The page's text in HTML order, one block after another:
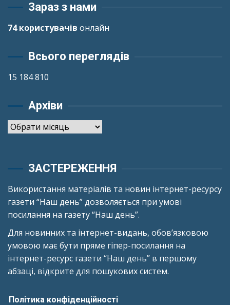
Зараз з нами
74 користувачів онлайн
Всього переглядів
15 184 810
Архіви
Архіви
ЗАСТЕРЕЖЕННЯ
Використання матеріалів та новин інтернет-ресурсу
газети “Наш день” дозволяється при умові
посилання на газету “Наш день”.
Для новинних та інтернет-видань, обов’язковою
умовою має бути пряме гіпер-посилання на
інтернет-ресурс газети “Наш день” в першому
абзаці, відкрите для пошукових систем.
Політика конфіденційності